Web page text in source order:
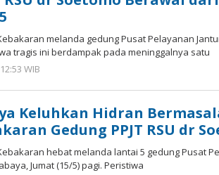
melanda gedung Pusat Pelayanan
tragis ini berdampak pada meninggalnya satu
WIB
Keluhkan Hidran
Gedung PPJT RSU dr
hebat melanda lantai 5 gedung Pusat
Jumat (15/5) pagi. Peristiwa